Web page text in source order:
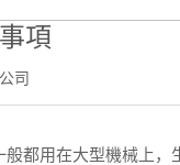
項
司
用在大型機械上，